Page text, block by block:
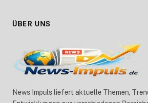
ÜBER UNS
News Impuls liefert aktuelle Themen,